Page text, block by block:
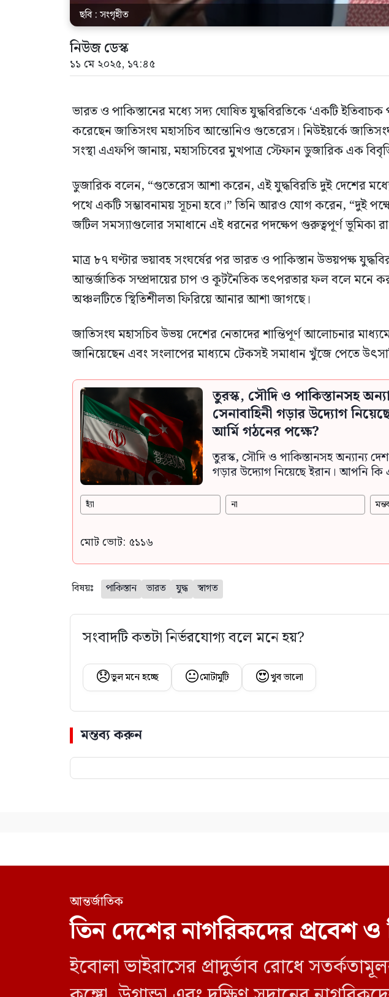
ছবি : সংগৃহীত
নিউজ ডেস্ক
১১ মে ২০২৫, ১৭:৪৫
ভারত ও পাকিস্তানের মধ্যে সদ্য ঘোষিত যুদ্ধবিরতিকে ‘একটি
করেছেন জাতিসংঘ মহাসচিব আন্তোনিও গুতেরেস। নিউইয়র্কে
সংস্থা এএফপি জানায়, মহাসচিবের মুখপাত্র স্টেফান ডুজারিক এক
ডুজারিক বলেন, “গুতেরেস আশা করেন, এই যুদ্ধবিরতি দুই দেশের মধ্যে
পথে একটি সম্ভাবনাময় সূচনা হবে।” তিনি আরও যোগ করেন, “দুই
জটিল সমস্যাগুলোর সমাধানে এই ধরনের পদক্ষেপ গুরুত্বপূর্ণ ভূমিকা
মাত্র ৮৭ ঘণ্টার ভয়াবহ সংঘর্ষের পর ভারত ও পাকিস্তান উভয়পক্ষ
আন্তর্জাতিক সম্প্রদায়ের চাপ ও কূটনৈতিক তৎপরতার ফল বলে মনে
অঞ্চলটিতে স্থিতিশীলতা ফিরিয়ে আনার আশা জাগছে।
জাতিসংঘ মহাসচিব উভয় দেশের নেতাদের শান্তিপূর্ণ আলোচনার
জানিয়েছেন এবং সংলাপের মাধ্যমে টেকসই সমাধান খুঁজে পেতে
তুরস্ক, সৌদি ও পাকিস্তানসহ
সেনাবাহিনী গড়ার উদ্যোগ
আর্মি গঠনের পক্ষে?
তুরস্ক, সৌদি ও পাকিস্তানসহ অন্যান্য দেশ
গড়ার উদ্যোগ নিয়েছে ইরান। আপনি কি
হ্যাঁ না
মোট ভোট: ৫১১৬
বিষয়ঃ পাকিস্তান ভারত যুদ্ধ স্বাগত
সংবাদটি কতটা নির্ভরযোগ্য বলে মনে হয়?
😞ভুল মনে হচ্ছে 😐মোটামুটি 😍খুব ভালো
মন্তব্য করুন
আন্তর্জাতিক
তিন দেশের নাগরিকদের প্রবেশ
ইবোলা ভাইরাসের প্রাদুর্ভাব রোধে